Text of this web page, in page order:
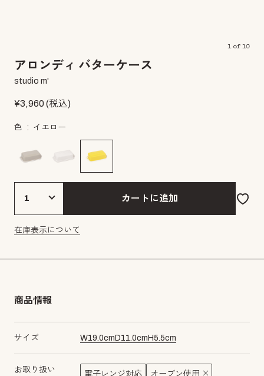
1of 10
アロンディ バターケース
studio m'
¥3,960(税込)
色 イエロー
カートに追加
在庫表示について
商品情報
サイズ W19.0cm D11.0cm H5.5cm
お取り扱い 電子レンジ対応 オーブン使用